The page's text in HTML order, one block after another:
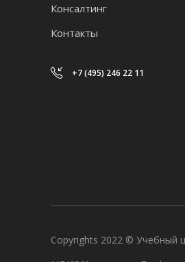
Консалтинг
Контакты
+7 (495) 246 22 11
Copyrights 2022 © Учебный